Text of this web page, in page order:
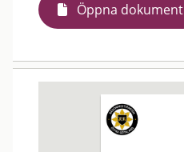
Öppna dokument